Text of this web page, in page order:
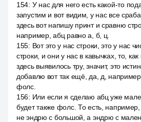
154: У нас для него есть какой-то
запустим и вот видим, у нас все
здесь вот напишу принт и сравню
например, абц равно а, б, ц.
155: Вот это у нас строки, это у нас
строки, и они у нас в кавычках, то,
здесь выявилось тру, значит, это
добавлю вот так ещё, да, д,
фолс.
156: Или если я сделаю абц уже
будет также фолс. То есть,
не эндрю с большой, а эндрю с